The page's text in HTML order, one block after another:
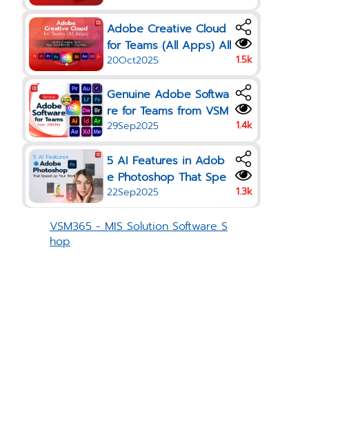
t for Business Teams
Adobe Creative Cloud
for Teams (All Apps) All
the Creative Tools Your
Team Needs in One Pla
n
20Oct2025 1.5k
Genuine Adobe Softwa
re for Teams from VSM
365
29Sep2025 1.4k
5 AI Features in Adob
e Photoshop That Spe
ed Up Your Work in 20
25
22Sep2025 1.3k
VSM365 - MIS Solution Software S
hop